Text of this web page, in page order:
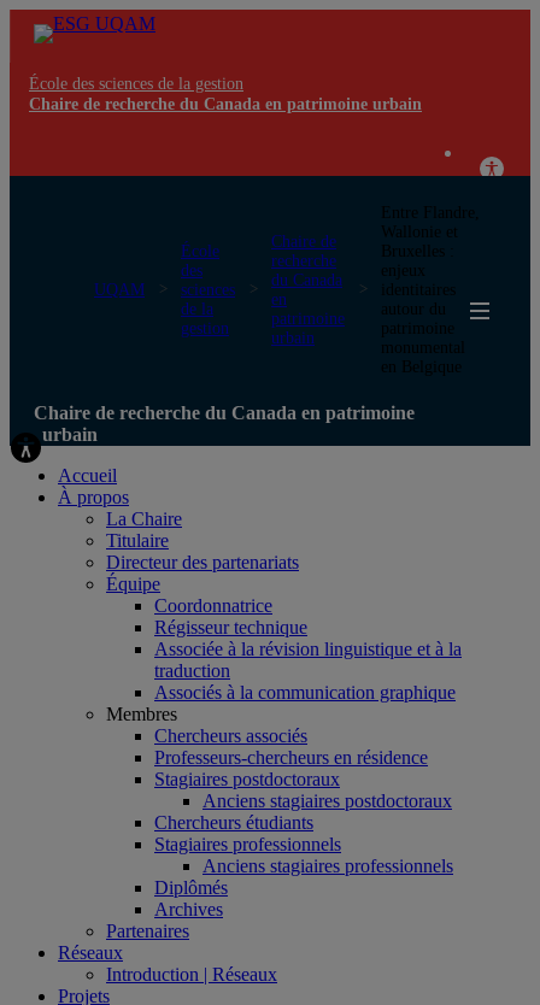
École des sciences de la gestion
Chaire de recherche du Canada en patrimoine urbain
UQAM
École
des
sciences
de la
gestion
Chaire de
recherche
du Canada
en
patrimoine
urbain
Entre Flandre,
Wallonie et
Bruxelles :
enjeux
identitaires
autour du
patrimoine
monumental
en Belgique
Chaire de recherche du Canada en patrimoine
urbain
Accueil
À propos
La Chaire
Titulaire
Directeur des partenariats
Équipe
Coordonnatrice
Régisseur technique
Associée à la révision linguistique et à la
traduction
Associés à la communication graphique
Membres
Chercheurs associés
Professeurs-chercheurs en résidence
Stagiaires postdoctoraux
Anciens stagiaires postdoctoraux
Chercheurs étudiants
Stagiaires professionnels
Anciens stagiaires professionnels
Diplômés
Archives
Partenaires
Réseaux
Introduction | Réseaux
Projets